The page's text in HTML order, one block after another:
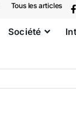
Tous les articles
Société